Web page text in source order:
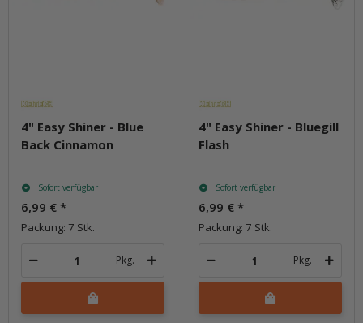
4" Easy Shiner - Blue
Back Cinnamon
Sofort verfügbar
6,99 € *
Packung: 7 Stk.
Pkg.
4" Easy Shiner - Bluegill
Flash
Sofort verfügbar
6,99 € *
Packung: 7 Stk.
Pkg.